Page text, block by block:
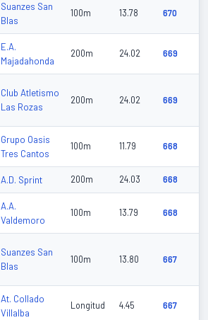
Suanzes San
Blas
100m 13.78 670
E.A.
Majadahonda
200m 24.02 669
Club Atletismo
Las Rozas
200m 24.02 669
Grupo Oasis
Tres Cantos
100m 11.79 668
A.D. Sprint 200m 24.03 668
A.A.
Valdemoro
100m 13.79 668
Suanzes San
Blas
100m 13.80 667
At. Collado
Villalba
Longitud 4.45 667